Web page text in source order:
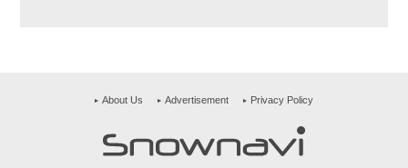
About Us Advertisement Privacy Policy